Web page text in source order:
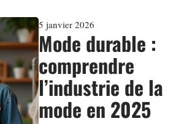
5 janvier 2026
Mode durable :
comprendre
l’industrie de la
mode en 2025